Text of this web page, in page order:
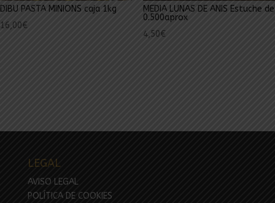
DIBU PASTA MINIONS caja 1kg
16,00€
MEDIA LUNAS DE ANIS Estuche de
0.500aprox
4,50€
LEGAL
AVISO LEGAL
POLÍTICA DE COOKIES